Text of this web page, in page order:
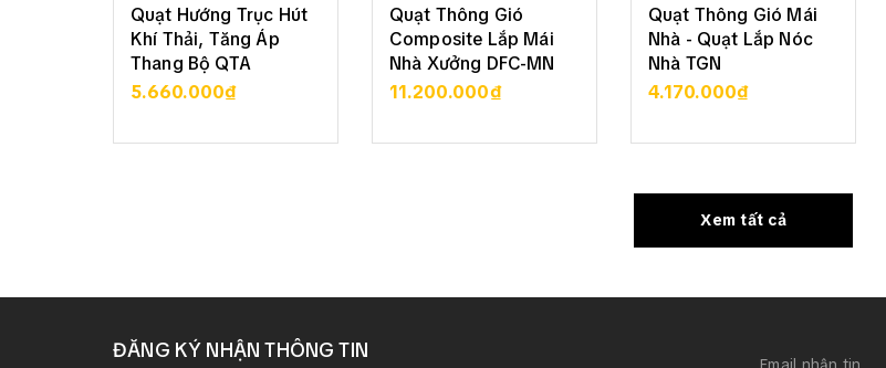
Quạt Hướng Trục Hút
Khí Thải, Tăng Áp
Thang Bộ QTA
5.660.000₫
XEM CHI TIẾT
Quạt Thông Gió
Composite Lắp Mái
Nhà Xưởng DFC-MN
11.200.000₫
XEM CHI TIẾT
Quạt Thông Gió Mái
Nhà - Quạt Lắp Nóc
Nhà TGN
4.170.000₫
XEM CHI TIẾT
Xem tất cả
ĐĂNG KÝ NHẬN THÔNG TIN